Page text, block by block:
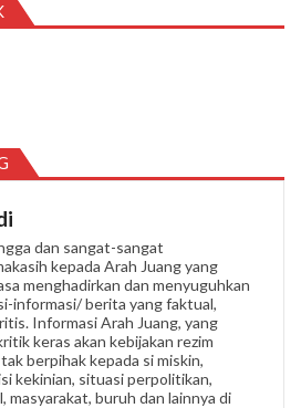
dan sangat-sangat
kepada Arah Juang yang
menghadirkan dan menyuguhkan
informasi/ berita yang faktual,
Informasi Arah Juang, yang
keras akan kebijakan rezim
berpihak kepada si miskin,
kekinian, situasi perpolitikan,
masyarakat, buruh dan lainnya di